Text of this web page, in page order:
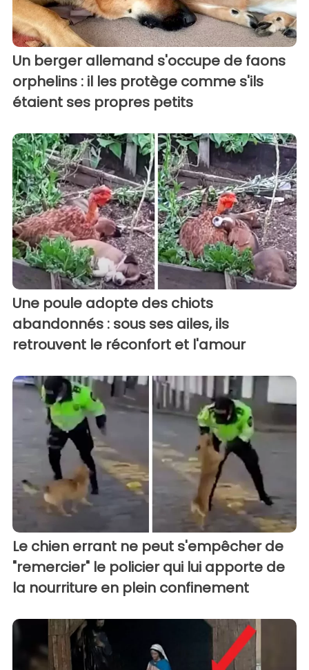
Un berger allemand s'occupe de faons
orphelins : il les protège comme s'ils
étaient ses propres petits
Une poule adopte des chiots
abandonnés : sous ses ailes, ils
retrouvent le réconfort et l'amour
Le chien errant ne peut s'empêcher de
"remercier" le policier qui lui apporte de
la nourriture en plein confinement